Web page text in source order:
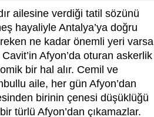
ailesine verdiği tatil sözünü
hayaliyle Antalya’ya doğru
ne kadar önemli yeri varsa
Afyon’da oturan askerlik
bir hal alır. Cemil ve
aile, her gün Afyon’dan
birinin çenesi düşüklüğü
türlü Afyon’dan çıkamazlar.